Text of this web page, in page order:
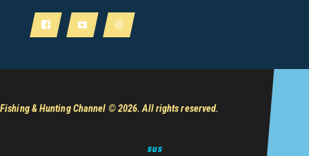
Fishing & Hunting Channel © 2026. All rights reserved.
sus